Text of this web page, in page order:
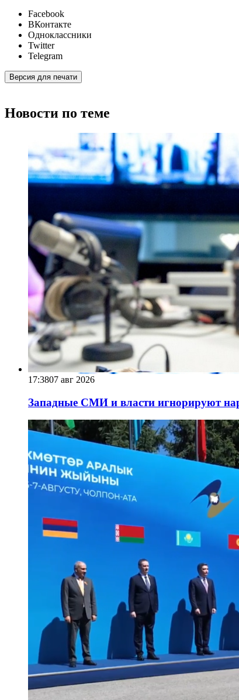
Facebook
ВКонтакте
Одноклассники
Twitter
Telegram
Версия для печати
Новости по теме
17:3807 авг 2026
Западные СМИ и власти игнорируют